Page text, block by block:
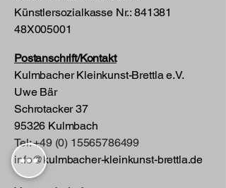
​Künstlersozialkasse Nr.: 841381
48X005001
Postanschrift/Kontakt
Kulmbacher Kleinkunst-Brettla e.V.
Uwe Bär
Schrotacker 37
95326 Kulmbach
Tel:+49 (0) 15565786499
info@kulmbacher-kleinkunst-brettla.de